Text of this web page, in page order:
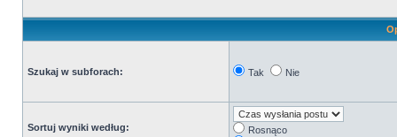
Szukaj w subforach: Tak Nie
Sortuj wyniki według:
Rosnąco